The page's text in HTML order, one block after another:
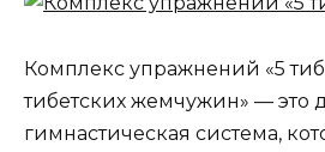
Комплекс упражнений «5
тибетских жемчужин» — это
гимнастическая система,